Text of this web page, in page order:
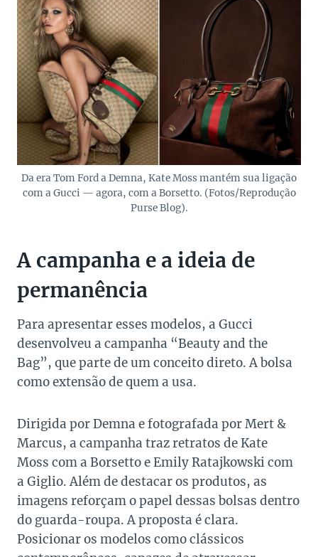
Da era Tom Ford a Demna, Kate Moss mantém sua ligação
com a Gucci — agora, com a Borsetto. (Fotos/Reprodução
Purse Blog).
A campanha e a ideia de
permanência
Para apresentar esses modelos, a Gucci
desenvolveu a campanha “Beauty and the
Bag”, que parte de um conceito direto. A bolsa
como extensão de quem a usa.
Dirigida por Demna e fotografada por Mert &
Marcus, a campanha traz retratos de Kate
Moss com a Borsetto e Emily Ratajkowski com
a Giglio. Além de destacar os produtos, as
imagens reforçam o papel dessas bolsas dentro
do guarda-roupa. A proposta é clara.
Posicionar os modelos como clássicos